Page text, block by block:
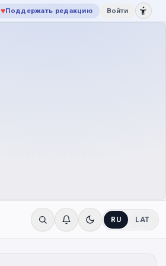
♥Поддержать редакцию Войти
RU LAT